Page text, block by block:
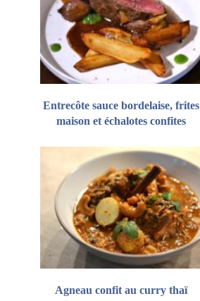
Entrecôte sauce bordelaise, frites
maison et échalotes confites
Agneau confit au curry thaï